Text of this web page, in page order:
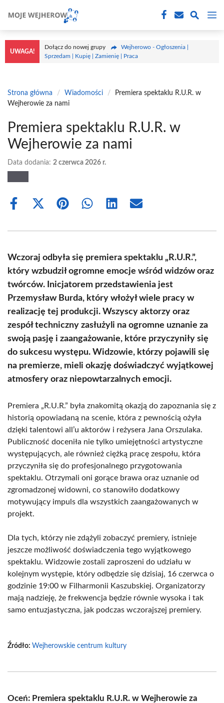
treści
UWAGA!
Dołącz do nowej grupy
Wejherowo - Ogłoszenia |
Sprzedam | Kupię | Zamienię | Praca
Strona główna / Wiadomości /
Premiera spektaklu R.U.R. w
Wejherowie za nami
Premiera spektaklu R.U.R. w
Wejherowie za nami
Data dodania: 2 czerwca 2026 r.
Share
Share
(Twitter)
Share Share Share Share
Wczoraj odbyła się premiera spektaklu „R.U.R.”,
który wzbudził ogromne emocje wśród widzów oraz
twórców. Inicjatorem przedstawienia jest
Przemysław Burda, który włożył wiele pracy w
realizację tej produkcji. Wszyscy aktorzy oraz
zespół techniczny zasłużyli na ogromne uznanie za
swoją pasję i zaangażowanie, które przyczyniły się
do sukcesu występu. Widzowie, którzy pojawili się
na premierze, mieli okazję doświadczyć wyjątkowej
atmosfery oraz niepowtarzalnych emocji.
Premiera „R.U.R.” była znakomitą okazją do zapoznania się z
historią opowiadaną na scenie, która z pewnością ożyła
dzięki talentowi all’u aktorów i reżysera Jana Orszulaka.
Publiczność doceniła nie tylko umiejętności artystyczne
występujących, ale również ciężką pracę zespołu, która
przyczyniła się do profesjonalnego przygotowania
spektaklu. Otrzymali oni gorące brawa oraz uznanie od
zgromadzonej widowni, co stanowiło dodatkowy
motywujący impuls dla wszystkich zaangażowanych w
projekt.
Dla tych, którzy nie zdążyli zobaczyć premiery, istnieje
jeszcze możliwość doświadczenia tego wyjątkowego
spektaklu. Widzowie zostali zaproszeni do udziału w
kolejnym występie, który odbędzie się dzisiaj, 16 czerwca o
godzinie 19:00 w Filharmonii Kaszubskiej. Organizatorzy
mają nadzieję, że frekwencja będzie równie wysoka i tak
samo entuzjastyczna, jak podczas wczorajszej premiery.
Źródło: Wejherowskie centrum kultury
Oceń: Premiera spektaklu R.U.R. w Wejherowie za